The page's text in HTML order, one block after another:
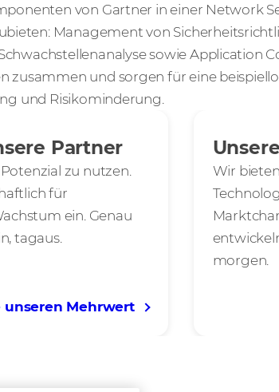
von Gartner in einer Network
Management von
sowie Application
zusammen und sorgen für eine
und Risikominderung.
Partner
zu nutzen.
für
ein. Genau
tagaus.
unseren Mehrwert
Wir
morgen.